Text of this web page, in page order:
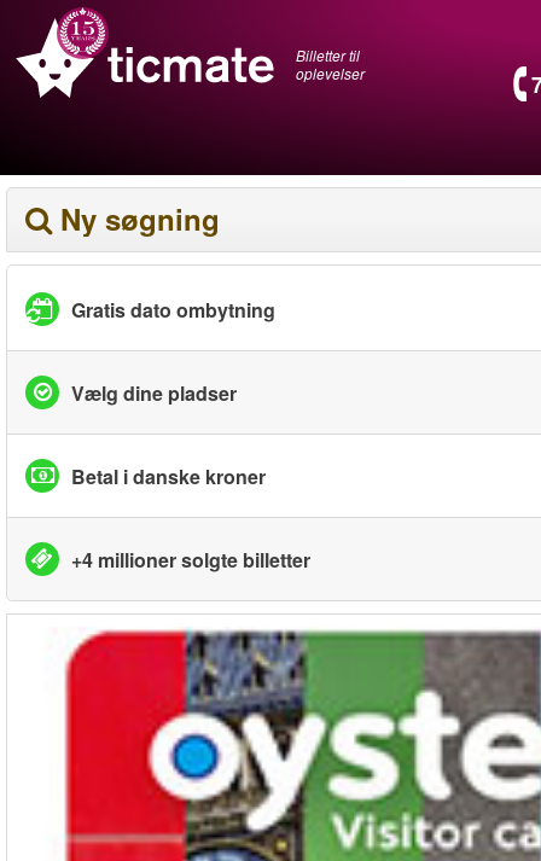
Billetter til
oplevelser
Ny søgning
Gratis dato ombytning
Vælg dine pladser
Betal i danske kroner
+4 millioner solgte billetter